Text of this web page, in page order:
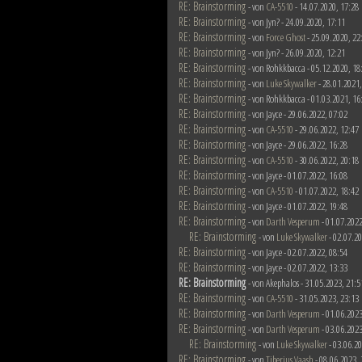
RE: Brainstorming- von CA-5510- 14.07.2020, 17:28
RE: Brainstorming- von Jyn? - 24.09.2020, 17:11
RE: Brainstorming- von Force Ghost- 25.09.2020,
RE: Brainstorming- von Jyn? - 26.09.2020, 12:21
RE: Brainstorming- von Rohkkbacca - 05.12.2020,
RE: Brainstorming- von Luke Skywalker-
RE: Brainstorming- von Rohkkbacca - 01.03.2021,
RE: Brainstorming- von Jayce - 29.06.2022, 07:02
RE: Brainstorming- von CA-5510- 29.06.2022, 12:47
RE: Brainstorming- von Jayce - 29.06.2022, 16:28
RE: Brainstorming- von CA-5510- 30.06.2022, 20:18
RE: Brainstorming- von Jayce - 01.07.2022, 16:08
RE: Brainstorming- von CA-5510- 01.07.2022, 18:42
RE: Brainstorming- von Jayce - 01.07.2022, 19:48
RE: Brainstorming- von Darth Vesperum-
RE: Brainstorming- von Luke Skywalker-
RE: Brainstorming- von Jayce - 02.07.2022, 08:54
RE: Brainstorming- von Jayce - 02.07.2022, 13:33
RE: Brainstorming- von Akephalos - 31.05.2023,
RE: Brainstorming- von CA-5510- 31.05.2023, 23:13
RE: Brainstorming- von Darth Vesperum-
RE: Brainstorming- von Darth Vesperum-
RE: Brainstorming- von Luke Skywalker-